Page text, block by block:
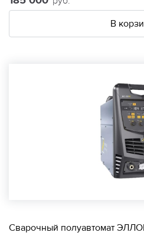
В
Сварочный полуавтомат